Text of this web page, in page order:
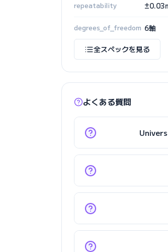
repeatability
degrees_of_freedom 6軸
全スペックを見る
よくある質問